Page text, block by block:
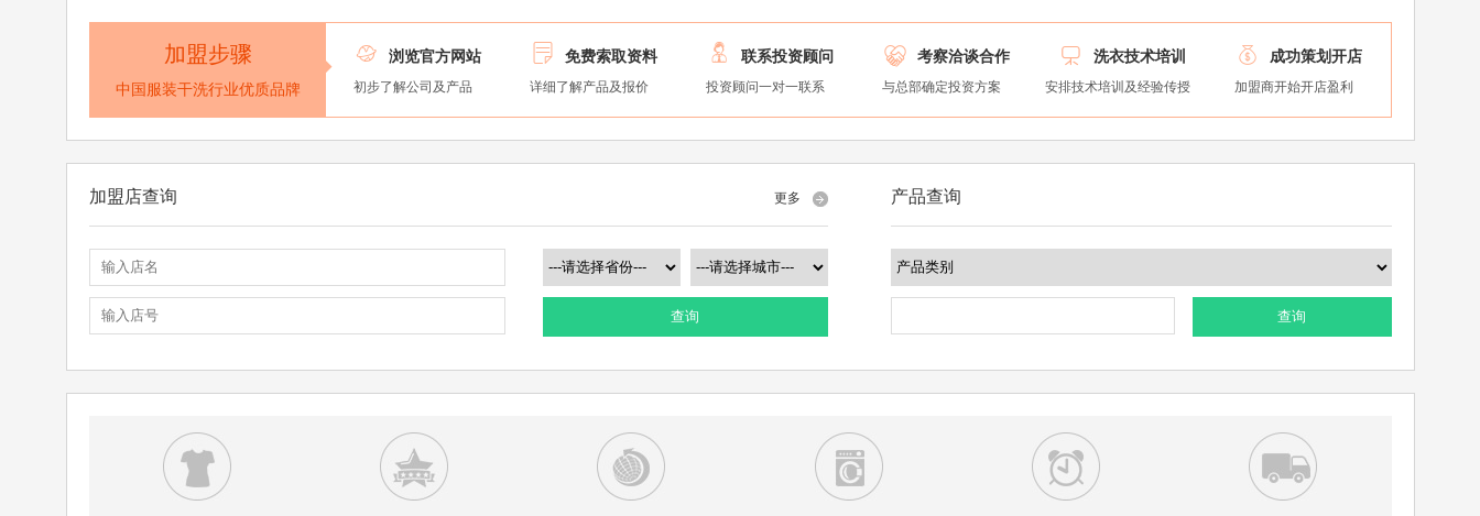
加盟步骤
中国服装干洗行业优质品牌
 浏览官方网站
初步了解公司及产品
 免费索取资料
详细了解产品及报价
 联系投资顾问
投资顾问一对一联系
 考察洽谈合作
与总部确定投资方案
 洗衣技术培训
安排技术培训及经验传授
 成功策划开店
加盟商开始开店盈利
加盟店查询 更多
查询
产品查询
查询